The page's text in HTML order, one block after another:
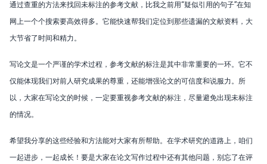
通过查重的方法来找回未标注的参考文献，比我之前用“疑似引用的句子”在知
网上一个个搜索要高效得多。它能快速帮我们定位到那些遗漏的文献资料，大
大节省了时间和精力。
写论文是一个严谨的学术过程，参考文献的标注是其中非常重要的一环。它不
仅能体现我们对前人研究成果的尊重，还能增强论文的可信度和说服力。所
以，大家在写论文的时候，一定要重视参考文献的标注，尽量避免出现未标注
的情况。
希望我分享的这些经验和方法能对大家有所帮助。在学术研究的道路上，咱们
一起进步，一起成长！要是大家在论文写作过程中还有其他问题，别忘了在评